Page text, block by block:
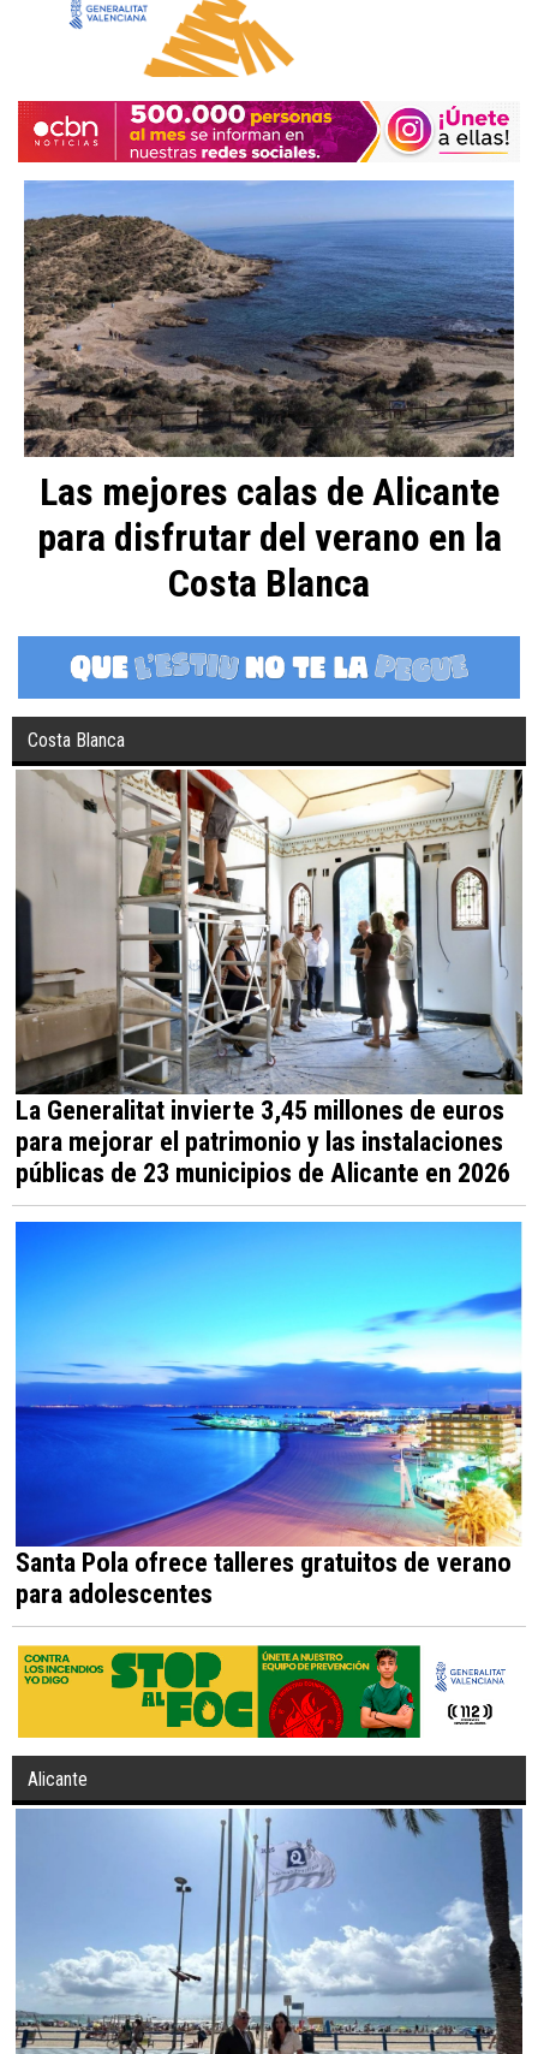
Las mejores calas de Alicante
para disfrutar del verano en la
Costa Blanca
Costa Blanca
La Generalitat invierte 3,45 millones de euros
para mejorar el patrimonio y las instalaciones
públicas de 23 municipios de Alicante en 2026
Santa Pola ofrece talleres gratuitos de verano
para adolescentes
Alicante